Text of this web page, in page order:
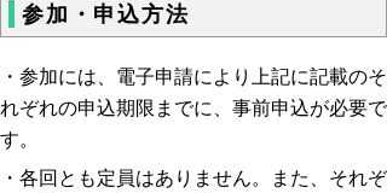
参加・申込方法
・参加には、電子申請により上記に記載のそ
れぞれの申込期限までに、事前申込が必要で
す。
・各回とも定員はありません。また、それぞ